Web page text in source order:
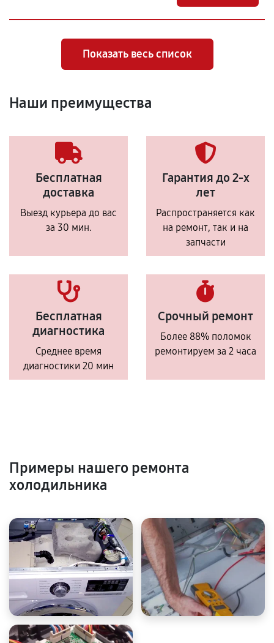
Показать весь список
Наши преимущества
Бесплатная
доставка
Выезд курьера до вас
за 30 мин.
Гарантия до 2-х
лет
Распространяется как
на ремонт, так и на
запчасти
Бесплатная
диагностика
Среднее время
диагностики 20 мин
Срочный ремонт
Более 88% поломок
ремонтируем за 2 часа
Примеры нашего ремонта
холодильника